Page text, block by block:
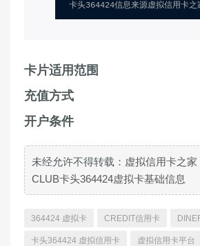
卡头364424信息来源虚拟信用卡之
卡片适用范围
充值方式
开户条件
未经允许不得转载： 虚拟信用卡之家
CLUB卡头364424虚拟卡基础信息
364424 虚拟卡 CREDIT信用卡
卡头364424 虚拟信用卡 虚拟信用卡平台